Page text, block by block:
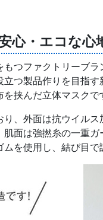
心・エコな心
もつファクトリーブ
立つ製品作りを目指
挟んだ立体マスクで
り、外面は抗ウイル
面は強撚糸の一重
を使用し、結び目で